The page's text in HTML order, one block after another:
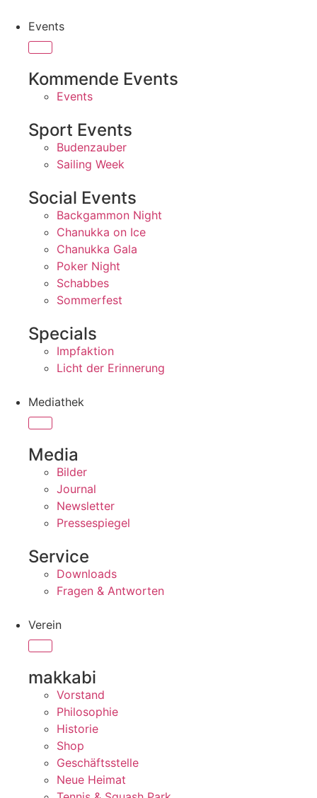
Events
Kommende Events
Events
Sport Events
Budenzauber
Sailing Week
Social Events
Backgammon Night
Chanukka on Ice
Chanukka Gala
Poker Night
Schabbes
Sommerfest
Specials
Impfaktion
Licht der Erinnerung
Mediathek
Media
Bilder
Journal
Newsletter
Pressespiegel
Service
Downloads
Fragen & Antworten
Verein
makkabi
Vorstand
Philosophie
Historie
Shop
Geschäftsstelle
Neue Heimat